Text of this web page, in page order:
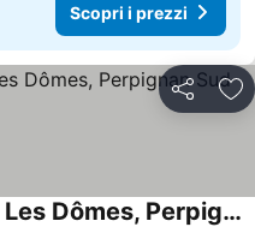
Scopri i prezzi
Condividi
The Originals City, Hôtel Les Dômes, Perpignan Sud